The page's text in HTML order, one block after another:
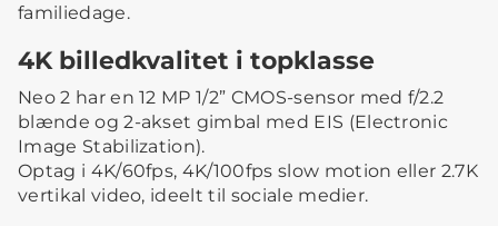
familiedage.
4K billedkvalitet i topklasse
Neo 2 har en 12 MP 1/2” CMOS-sensor med f/2.2
blænde og 2-akset gimbal med EIS (Electronic
Image Stabilization).
Optag i 4K/60fps, 4K/100fps slow motion eller 2.7K
vertikal video, ideelt til sociale medier.